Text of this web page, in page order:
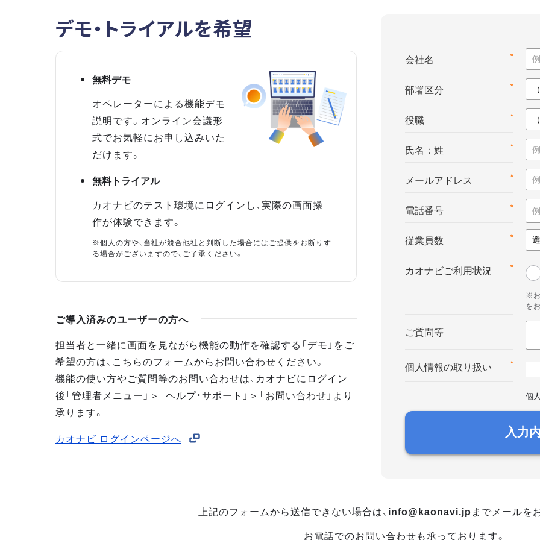
デモ・トライアルを希望
無料デモ
オペレーターによる機能デモ
説明です。オンライン会議形
式でお気軽にお申し込みいた
だけます。
無料トライアル
カオナビのテスト環境にログインし、実際の画面操
作が体験できます。
※個人の方や、当社が競合他社と判断した場合にはご提供をお断りす
る場合がございますので、ご了承ください。
ご導入済みのユーザーの方へ
担当者と一緒に画面を見ながら機能の動作を確認する「デモ」をご
希望の方は、こちらのフォームからお問い合わせください。
機能の使い方やご質問等のお問い合わせは、カオナビにログイン
後「管理者メニュー」＞「ヘルプ・サポート」＞「お問い合わせ」より
承ります。
カオナビ ログインページへ
*
会社名
*
部署区分
*
役職
*
氏名：姓
*
メールアドレス
*
電話番号
*
従業員数
*
カオナビご利用状況
※お
を
ご質問等
*
個人情報の取り扱い
個
入力
上記のフォームから送信できない場合は、 info@kaonavi.jp までメールを
お電話でのお問い合わせも承っております。